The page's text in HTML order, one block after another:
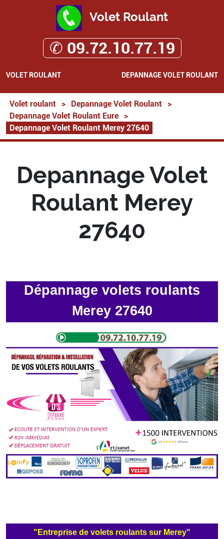
Volet Roulant
✆ 09.72.10.77.19
VOLET ROULANT DEPANNAGE VOLET ROULANT
Volet roulant > Depannage Volet Roulant
>
Depannage Volet Roulant Eure
>
Depannage Volet Roulant Merey 27640
Depannage Volet
Roulant Merey
27640
Dépannage volets roulants
Merey 27640
"Entreprise de volets roulants sur Merey"